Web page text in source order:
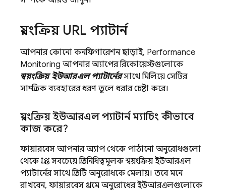
স্বয়ংক্রিয় URL প্যাটার্ন
আপনার কোনো কনফিগারেশন ছাড়াই, Performance
Monitoring আপনার অ্যাপের রিকোয়েস্টগুলোকে
স্বয়ংক্রিয় ইউআরএল প্যাটার্নেরসাথে মিলিয়ে সেটির
সাম্প্রতিক ব্যবহারের ধরণ তুলে ধরার চেষ্টা করে।
স্বয়ংক্রিয় ইউআরএল প্যাটার্ন ম্যাচিং কীভাবে
কাজ করে?
ফায়ারবেস আপনার অ্যাপ থেকে পাঠানো অনুরোধগুলো
থেকে প্রাপ্ত সবচেয়ে প্রতিনিধিত্বমূলক স্বয়ংক্রিয় ইউআরএল
প্যাটার্নের সাথে প্রতিটি অনুরোধকে মেলায়। তবে মনে
রাখবেন, ফায়ারবেস প্রথমে অনুরোধের ইউআরএলগুলোকে